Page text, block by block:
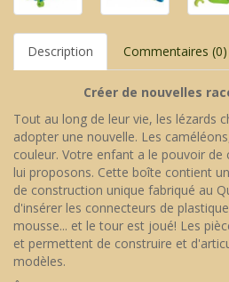
Description Commentaires (0)
Créer de nouvelles
Tout au long de leur vie, les lézards
adopter une nouvelle. Les
couleur. Votre enfant a le pouvoir de
lui proposons. Cette boîte contient
de construction unique fabriqué au
d'insérer les connecteurs de
mousse... et le tour est joué! Les
et permettent de construire et
modèles.